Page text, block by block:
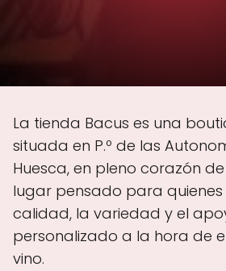
La tienda Bacus es una
situada en P.º de las
Huesca, en pleno corazón de
lugar pensado para
calidad, la variedad y el
personalizado a la hora de
vino.